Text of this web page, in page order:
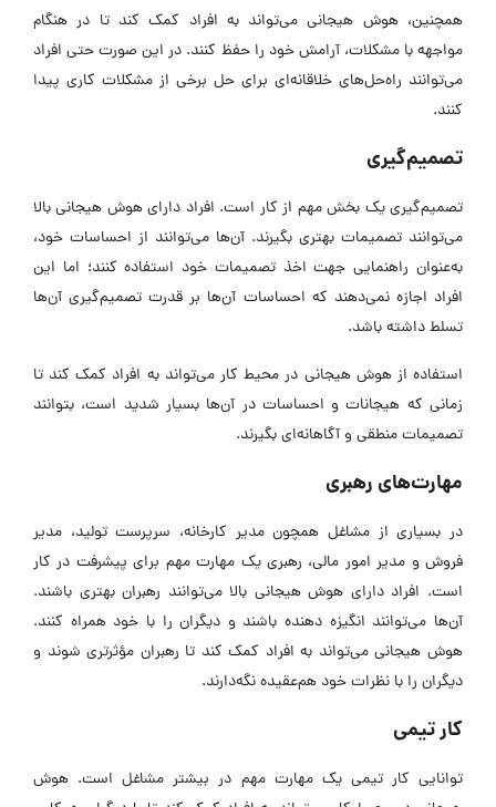
همچنین، هوش هیجانی می‌تواند به افراد کمک کند تا در هنگام
مواجهه با مشکلات، آرامش خود را حفظ کنند. در این صورت حتی افراد
می‌توانند راه‌حل‌های خلاقانه‌ای برای حل برخی از مشکلات کاری پیدا
کنند.
تصمیم‌گیری
تصمیم‌گیری یک بخش مهم از کار است. افراد دارای هوش هیجانی بالا
می‌توانند تصمیمات بهتری بگیرند. آن‌ها می‌توانند از احساسات خود،
به‌عنوان راهنمایی جهت اخذ تصمیمات خود استفاده کنند؛ اما این
افراد اجازه نمی‌دهند که احساسات آن‌ها بر قدرت تصمیم‌گیری آن‌ها
تسلط داشته باشد.
استفاده از هوش هیجانی در محیط کار می‌تواند به افراد کمک کند تا
زمانی که هیجانات و احساسات در آن‌ها بسیار شدید است، بتوانند
تصمیمات منطقی و آگاهانه‌ای بگیرند.
مهارت‌های رهبری
در بسیاری از مشاغل همچون مدیر کارخانه، سرپرست تولید، مدیر
فروش و مدیر امور مالی، رهبری یک مهارت مهم برای پیشرفت در کار
است. افراد دارای هوش هیجانی بالا می‌توانند رهبران بهتری باشند.
آن‌ها می‌توانند انگیزه دهنده باشند و دیگران را با خود همراه کنند.
هوش هیجانی می‌تواند به افراد کمک کند تا رهبران مؤثرتری شوند و
دیگران را با نظرات خود هم‌عقیده نگه‌دارند.
کار تیمی
توانایی کار تیمی یک مهارت مهم در بیشتر مشاغل است. هوش